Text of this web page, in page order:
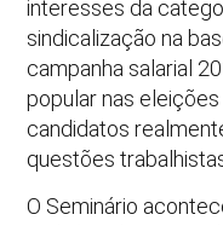
interesses da
sindicalização na
campanha salarial
popular nas
candidatos
questões
O Seminário